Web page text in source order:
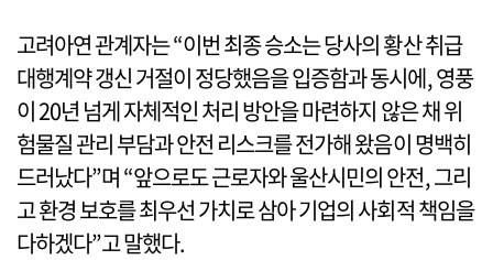
고려아연 관계자는 “이번 최종 승소는 당사의 황산 취급
대행계약 갱신 거절이 정당했음을 입증함과 동시에, 영풍
이 20년 넘게 자체적인 처리 방안을 마련하지 않은 채 위
험물질 관리 부담과 안전 리스크를 전가해 왔음이 명백히
드러났다”며 “앞으로도 근로자와 울산시민의 안전, 그리
고 환경 보호를 최우선 가치로 삼아 기업의 사회적 책임을
다하겠다”고 말했다.